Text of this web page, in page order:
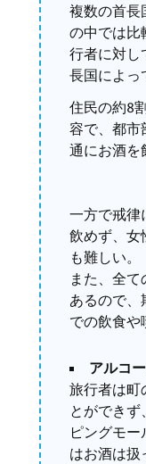
複数の首長
の中では比
行者に対し
長国によっ
住民の約8
容で、都市
通にお酒を
一方で戒律
飲めず、女
も難しい。
また、全
あるので、
での飲食や
アルコ
旅行者は町
とができず
ピングモ
はお酒は扱